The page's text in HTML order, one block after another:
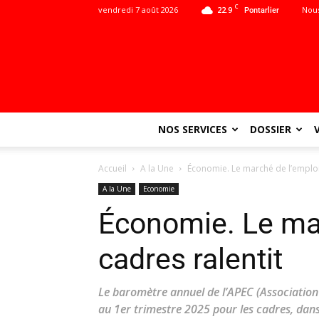
22.9 C Pontarlier
vendredi 7 août 2026
NOS SERVICES DOSSIER
Accueil A la Une Économie. Le marché de
A la Une Economie
Économie. Le
cadres ralentit
Le baromètre annuel de l’APEC
au 1er trimestre 2025 pour les cadres,